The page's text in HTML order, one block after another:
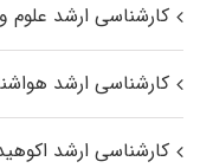
کارشناسی ارشد
کارشناسی ارشد
کارشناسی ارشد